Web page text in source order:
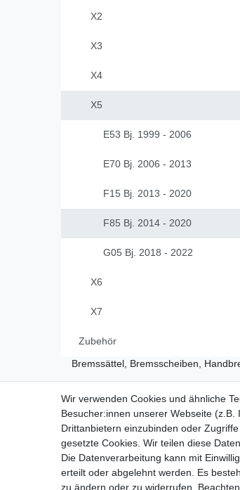
X2
X3
X4
X5
E53 Bj. 1999 - 2006
E70 Bj. 2006 - 2013
F15 Bj. 2013 - 2020
F85 Bj. 2014 - 2020
G05 Bj. 2018 - 2022
X6
X7
Zubehör
Bremssättel, Bremsscheiben,
Wir verwenden Cookies und ähnliche
Besucher:innen unserer Webseite
Drittanbietern einzubinden oder
gesetzte Cookies. Wir teilen diese
Die Datenverarbeitung kann mit
erteilt oder abgelehnt werden. Es
zu ändern oder zu widerrufen.